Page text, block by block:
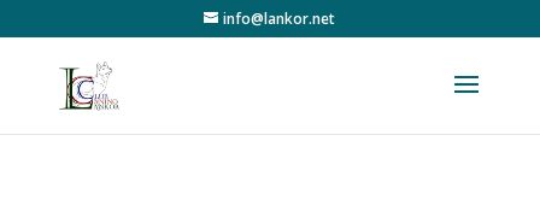
info@lankor.net